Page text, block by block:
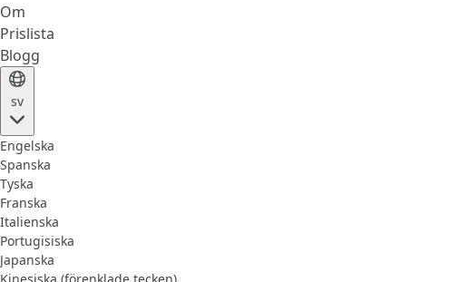
Om
Prislista
Blogg
sv
Engelska
Spanska
Tyska
Franska
Italienska
Portugisiska
Japanska